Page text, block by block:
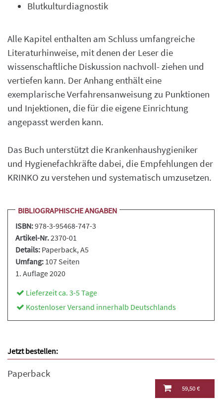
Blutkulturdiagnostik
Alle Kapitel enthalten am Schluss umfangreiche
Literaturhinweise, mit denen der Leser die
wissenschaftliche Diskussion nachvoll- ziehen und
vertiefen kann. Der Anhang enthält eine
exemplarische Verfahrensanweisung zu Punktionen
und Injektionen, die für die eigene Einrichtung
angepasst werden kann.
Das Buch unterstützt die Krankenhaushygieniker
und Hygienefachkräfte dabei, die Empfehlungen der
KRINKO zu verstehen und systematisch umzusetzen.
BIBLIOGRAPHISCHE ANGABEN
ISBN:978-3-95468-747-3
Artikel-Nr.2370-01
Details: Paperback, A5
Umfang: 107 Seiten
1. Auflage 2020
Lieferzeit ca. 3-5 Tage
Kostenloser Versand innerhalb Deutschlands
Jetzt bestellen:
Paperback
59,50 €